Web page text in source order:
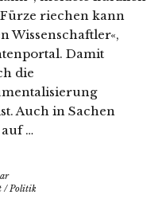
riechen kann
Wissenschaftler«,
Damit
die
Auch in Sachen
…
/Politik